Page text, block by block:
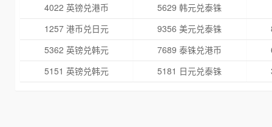
4022 英镑兑港币
5629 韩元兑泰铢
1257 港币兑日元
9356 美元兑泰铢
5362 英镑兑韩元
7689 泰铢兑港币
5151 英镑兑韩元
5181 日元兑泰铢